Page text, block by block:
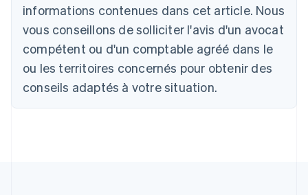
informations contenues dans cet article. Nous
vous conseillons de solliciter l'avis d'un avocat
compétent ou d'un comptable agréé dans le
ou les territoires concernés pour obtenir des
conseils adaptés à votre situation.
Brésil
Bulgarie
English
Canada
English Français
Chine continentale